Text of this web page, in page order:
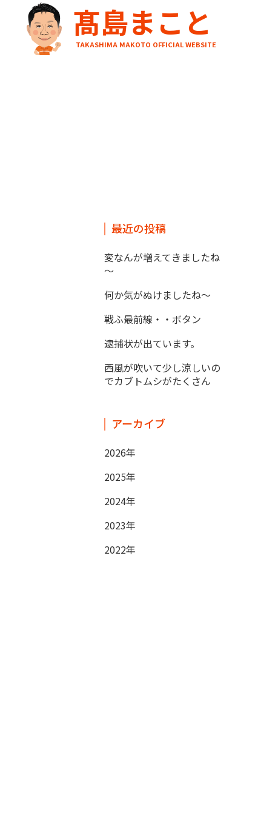
髙島まこと
TAKASHIMA MAKOTO OFFICIAL WEBSITE
HOME ブログ ソフトバレーやって筋肉痛
最近の投稿
変なんが増えてきましたね
～
何か気がぬけましたね～
戦ふ最前線・・ボタン
逮捕状が出ています。
西風が吹いて少し涼しいの
でカブトムシがたくさん
アーカイブ
2026年
2025年
2024年
2023年
2022年